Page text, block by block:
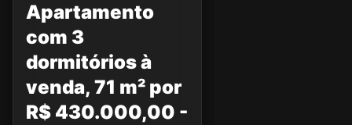
Apartamento
com 3
dormitórios à
venda, 71 m² por
R$ 430.000,00 -